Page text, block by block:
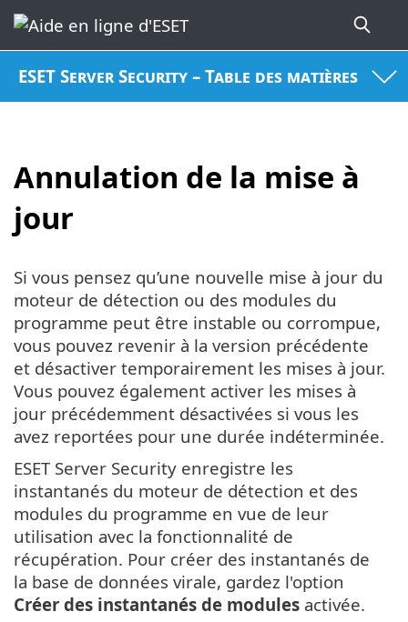
ESET Server Security – Table des matières
Annulation de la mise à
jour
Si vous pensez qu’une nouvelle mise à jour du
moteur de détection ou des modules du
programme peut être instable ou corrompue,
vous pouvez revenir à la version précédente
et désactiver temporairement les mises à jour.
Vous pouvez également activer les mises à
jour précédemment désactivées si vous les
avez reportées pour une durée indéterminée.
ESET Server Security enregistre les
instantanés du moteur de détection et des
modules du programme en vue de leur
utilisation avec la fonctionnalité de
récupération. Pour créer des instantanés de
la base de données virale, gardez l'option
Créer des instantanés de modules activée.